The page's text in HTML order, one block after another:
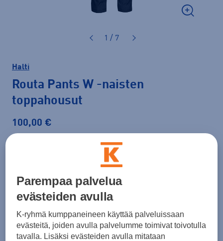
1 / 7
Halti
Routa Pants W -naisten
toppahousut
100,00 €
Koko
34 40 44 46 48
Kokotaulukko
Parempaa palvelua
evästeiden avulla
K-ryhmä kumppaneineen käyttää palveluissaan
evästeitä, joiden avulla palvelumme toimivat toivotulla
tavalla. Lisäksi evästeiden avulla mitataan